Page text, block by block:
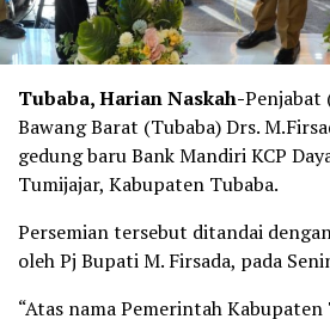
Tubaba, Harian Naskah-Penjabat
Bawang Barat (Tubaba) Drs.
gedung baru Bank Mandiri KCP
Tumijajar, Kabupaten Tubaba.
Persemian tersebut ditandai
oleh Pj Bupati M. Firsada, pada
“Atas nama Pemerintah Kabupaten